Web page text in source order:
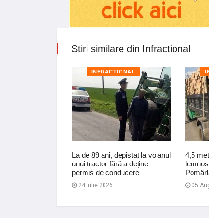
Stiri similare din Infractional
INFRACTIONAL
La de 89 ani, depistat la volanul
unui tractor fără a deține
permis de conducere
24 Iulie 2026
4,5
05